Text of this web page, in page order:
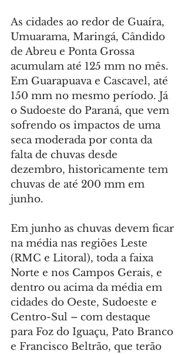
As cidades ao redor de Guaíra,
Umuarama, Maringá, Cândido
de Abreu e Ponta Grossa
acumulam até 125 mm no mês.
Em Guarapuava e Cascavel, até
150 mm no mesmo período. Já
o Sudoeste do Paraná, que vem
sofrendo os impactos de uma
seca moderada por conta da
falta de chuvas desde
dezembro, historicamente tem
chuvas de até 200 mm em
junho.
Em junho as chuvas devem ficar
na média nas regiões Leste
(RMC e Litoral), toda a faixa
Norte e nos Campos Gerais, e
dentro ou acima da média em
cidades do Oeste, Sudoeste e
Centro-Sul – com destaque
para Foz do Iguaçu, Pato Branco
e Francisco Beltrão, que terão